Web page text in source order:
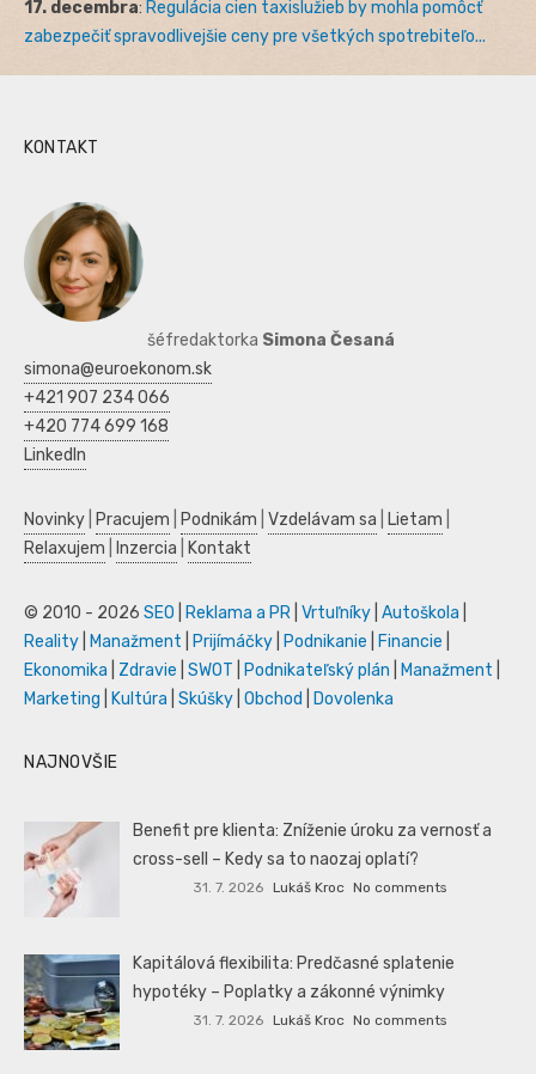
17. decembra: Regulácia cien taxislužieb by mohla pomôcť
zabezpečiť spravodlivejšie ceny pre všetkých spotrebiteľo...
KONTAKT
šéfredaktorka Simona Česaná
simona@euroekonom.sk
+421 907 234 066
+420 774 699 168
LinkedIn
Novinky Pracujem Podnikám Vzdelávam sa Lietam
Relaxujem
Inzercia Kontakt
© 2010 - 2026 SEO Reklama a PR Vrtuľníky Autoškola
Reality
Manažment Prijímáčky Podnikanie Financie
Ekonomika
Zdravie SWOT Podnikateľský plán Manažment
Marketing
Kultúra Skúšky Obchod Dovolenka
NAJNOVŠIE
Benefit pre klienta: Zníženie úroku za vernosť a
cross-sell – Kedy sa to naozaj oplatí?
31. 7. 2026 Lukáš Kroc No comments
Kapitálová flexibilita: Predčasné splatenie
hypotéky – Poplatky a zákonné výnimky
31. 7. 2026 Lukáš Kroc No comments